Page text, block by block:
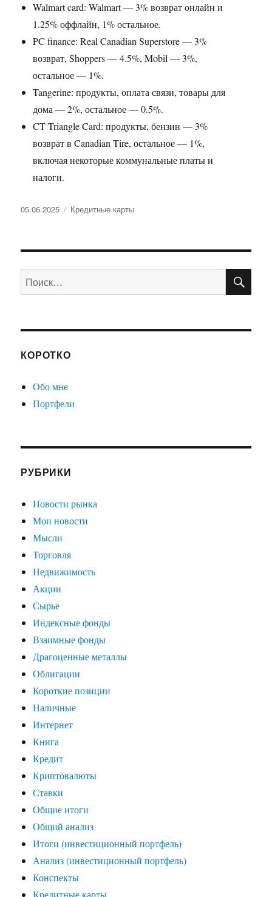
Walmart card: Walmart — 3% возврат онлайн и
1.25% оффлайн, 1% остальное.
PC finance: Real Canadian Superstore — 3%
возврат, Shoppers — 4.5%, Mobil — 3%,
остальное — 1%.
Tangerine: продукты, оплата связи, товары для
дома — 2%, остальное — 0.5%.
CT Triangle Card: продукты, бензин — 3%
возврат в Canadian Tire, остальное — 1%,
включая некоторые коммунальные платы и
налоги.
Опубликовано
05.06.2025 Рубрики
Кредитные карты
Искать:
КОРОТКО
Обо мне
Портфели
РУБРИКИ
Новости рынка
Мои новости
Мысли
Торговля
Недвижимость
Акции
Сырье
Индексные фонды
Взаимные фонды
Драгоценные металлы
Облигации
Короткие позиции
Наличные
Интернет
Книга
Кредит
Криптовалюты
Ставки
Общие итоги
Общий анализ
Итоги (инвестиционный портфель)
Анализ (инвестиционный портфель)
Конспекты